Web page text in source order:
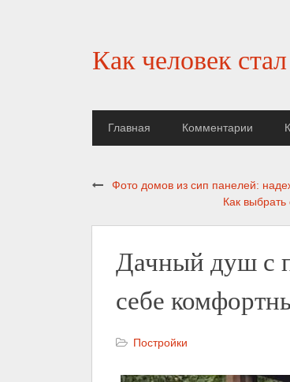
Как человек
Главная Комментарии
Фото домов из сип панелей:
Как
Дачный душ с
себе
Постройки